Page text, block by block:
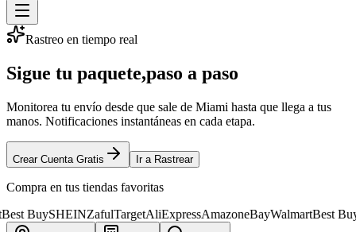
Rastreo en tiempo real
Sigue tu paquete,paso a paso
Monitorea tu envío desde que sale de Miami hasta que llega a tus
manos. Notificaciones instantáneas en cada etapa.
Crear Cuenta Gratis Ir a Rastrear
Compra en tus tiendas favoritas
SHEINZafulTargetAliExpressAmazoneBayWalmartBest Buy